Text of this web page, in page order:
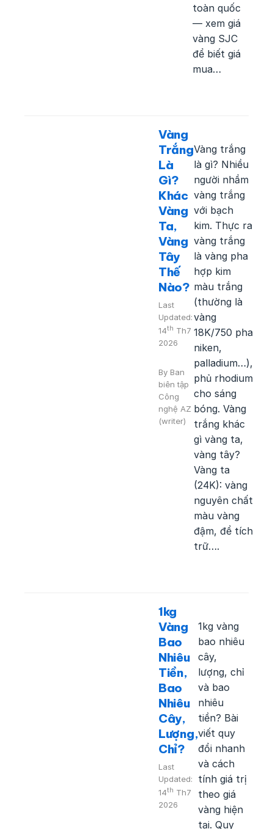
toàn quốc
— xem giá
vàng SJC
để biết giá
mua…
Vàng
Trắng
Là
Gì?
Khác
Vàng
Ta,
Vàng
Tây
Thế
Nào?
Last
Updated:
14th Th7
2026
By Ban
biên tập
Công
nghệ AZ
(writer)
Vàng trắng
là gì? Nhiều
người nhầm
vàng trắng
với bạch
kim. Thực ra
vàng trắng
là vàng pha
hợp kim
màu trắng
(thường là
vàng
18K/750 pha
niken,
palladium…),
phủ rhodium
cho sáng
bóng. Vàng
trắng khác
gì vàng ta,
vàng tây?
Vàng ta
(24K): vàng
nguyên chất
màu vàng
đậm, để tích
trữ….
1kg
Vàng
Bao
Nhiêu
Tiền,
Bao
Nhiêu
Cây,
Lượng,
Chỉ?
Last
Updated:
14th Th7
2026
1kg vàng
bao nhiêu
cây,
lượng, chỉ
và bao
nhiêu
tiền? Bài
viết quy
đổi nhanh
và cách
tính giá trị
theo giá
vàng hiện
tại. Quy